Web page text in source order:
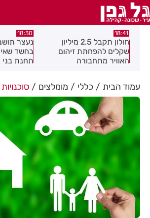
18:41
חולון תקבל 2.5 מיליון
שקלים להפחתת זיהום
האוויר מתחבורה
18:30
נעצר תושב
בחשד
תחנת בני
עמוד הבית כללי מומלצים